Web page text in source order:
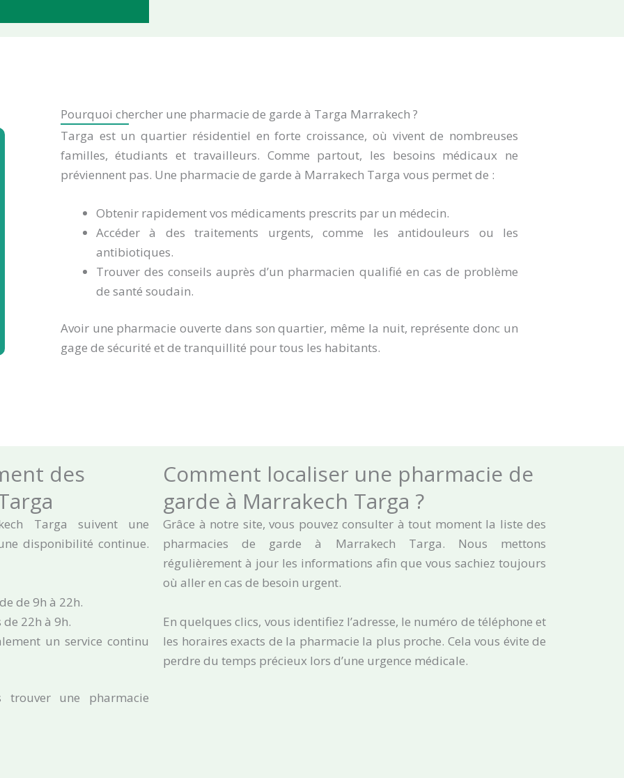
Pourquoi chercher une pharmacie de garde à Targa Marrakech ?
Targa est un quartier résidentiel en forte croissance, où vivent de nombreuses
familles, étudiants et travailleurs. Comme partout, les besoins médicaux ne
préviennent pas. Une pharmacie de garde à Marrakech Targa vous permet de :
Obtenir rapidement vos médicaments prescrits par un médecin.
Accéder à des traitements urgents, comme les antidouleurs ou les
antibiotiques.
Trouver des conseils auprès d’un pharmacien qualifié en cas de problème
de santé soudain.
Avoir une pharmacie ouverte dans son quartier, même la nuit, représente donc un
gage de sécurité et de tranquillité pour tous les habitants.
des
Targa suivent une
disponibilité continue.
de 9h à 22h.
22h à 9h.
un service continu
trouver une pharmacie
Comment localiser une pharmacie de
garde à Marrakech Targa ?
Grâce à notre site, vous pouvez consulter à tout moment la liste des
pharmacies de garde à Marrakech Targa. Nous mettons
régulièrement à jour les informations afin que vous sachiez toujours
où aller en cas de besoin urgent.
En quelques clics, vous identifiez l’adresse, le numéro de téléphone et
les horaires exacts de la pharmacie la plus proche. Cela vous évite de
perdre du temps précieux lors d’une urgence médicale.